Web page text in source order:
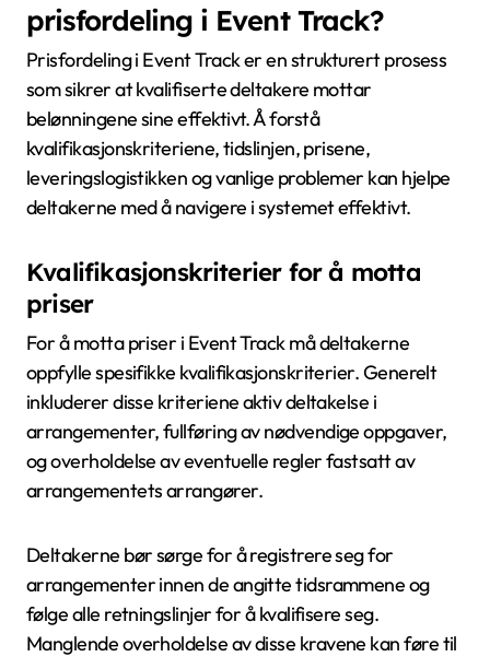
prisfordeling i Event Track?
Prisfordeling i Event Track er en strukturert prosess
som sikrer at kvalifiserte deltakere mottar
belønningene sine effektivt. Å forstå
kvalifikasjonskriteriene, tidslinjen, prisene,
leveringslogistikken og vanlige problemer kan hjelpe
deltakerne med å navigere i systemet effektivt.
Kvalifikasjonskriterier for å motta
priser
For å motta priser i Event Track må deltakerne
oppfylle spesifikke kvalifikasjonskriterier. Generelt
inkluderer disse kriteriene aktiv deltakelse i
arrangementer, fullføring av nødvendige oppgaver,
og overholdelse av eventuelle regler fastsatt av
arrangementets arrangører.
Deltakerne bør sørge for å registrere seg for
arrangementer innen de angitte tidsrammene og
følge alle retningslinjer for å kvalifisere seg.
Manglende overholdelse av disse kravene kan føre til